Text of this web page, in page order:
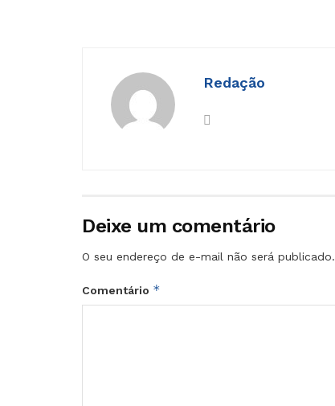
Redação
Deixe um comentário
O seu endereço de e-mail não será publicado.
Comentário *